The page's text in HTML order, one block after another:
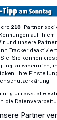
im
218-Partner
auf
und unsere
Tracker
Sie können
zu widerrufen,
Ihre
umfasst alle
die
Partner